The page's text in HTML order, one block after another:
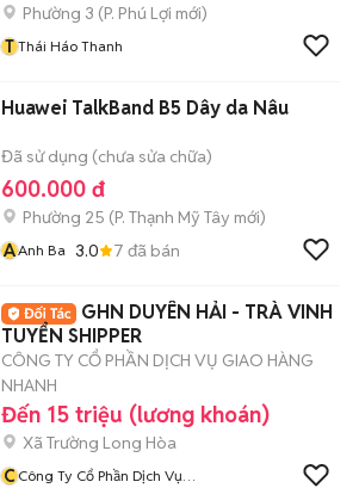
Phường 3 (P. Phú Lợi mới)
T Thái Háo Thanh
Huawei TalkBand B5 Dây da Nâu
Đã sử dụng (chưa sửa chữa)
600.000 đ
Phường 25 (P. Thạnh Mỹ Tây mới)
AAnh Ba 3.0 7 đã bán
GHN DUYÊN HẢI - TRÀ VINH
TUYỂN SHIPPER
CÔNG TY CỔ PHẦN DỊCH VỤ GIAO HÀNG
NHANH
Đến 15 triệu (lương khoán)
Xã Trường Long Hòa
CCông Ty Cổ Phần Dịch Vụ